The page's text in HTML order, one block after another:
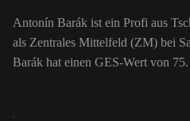
Antonín Barák ist ein Profi aus
als Zentrales Mittelfeld (ZM) bei
Barák hat einen GES-Wert von 75.